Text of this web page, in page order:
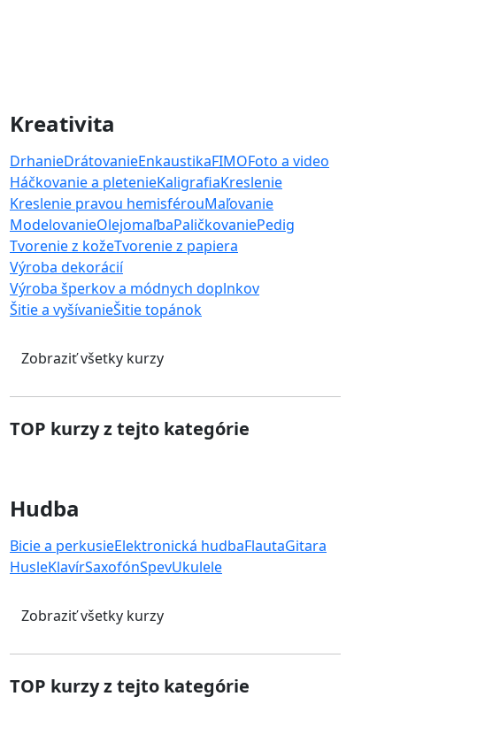
Kreativita
DrhanieDrátovanieEnkaustikaFIMOFoto a video
Háčkovanie a pletenieKaligrafiaKreslenie
Kreslenie pravou hemisférouMaľovanie
ModelovanieOlejomaľbaPaličkovaniePedig
Tvorenie z kožeTvorenie z papiera
Výroba dekorácií
Výroba šperkov a módnych doplnkov
Šitie a vyšívanieŠitie topánok
Zobraziť všetky kurzy
TOP kurzy z tejto kategórie
Hudba
Bicie a perkusieElektronická hudbaFlautaGitara
HusleKlavírSaxofónSpevUkulele
Zobraziť všetky kurzy
TOP kurzy z tejto kategórie